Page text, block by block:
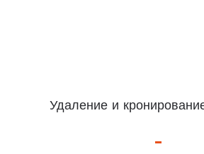
Удаление и